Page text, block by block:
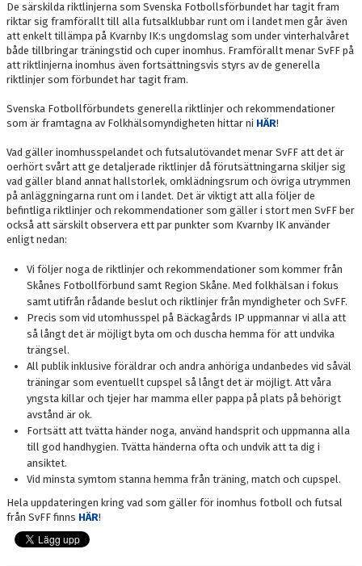
De särskilda riktlinjerna som Svenska Fotbollsförbundet har tagit fram
riktar sig framförallt till alla futsalklubbar runt om i landet men går även
att enkelt tillämpa på Kvarnby IK:s ungdomslag som under vinterhalvåret
både tillbringar träningstid och cuper inomhus. Framförallt menar SvFF på
att riktlinjerna inomhus även fortsättningsvis styrs av de generella
riktlinjer som förbundet har tagit fram.
Svenska Fotbollförbundets generella riktlinjer och rekommendationer
som är framtagna av Folkhälsomyndigheten hittar ni HÄR!
Vad gäller inomhusspelandet och futsalutövandet menar SvFF att det är
oerhört svårt att ge detaljerade riktlinjer då förutsättningarna skiljer sig
vad gäller bland annat hallstorlek, omklädningsrum och övriga utrymmen
på anläggningarna runt om i landet. Det är viktigt att alla följer de
befintliga riktlinjer och rekommendationer som gäller i stort men SvFF ber
också att särskilt observera ett par punkter som Kvarnby IK använder
enligt nedan:
Vi följer noga de riktlinjer och rekommendationer som kommer från
Skånes Fotbollförbund samt Region Skåne. Med folkhälsan i fokus
samt utifrån rådande beslut och riktlinjer från myndigheter och SvFF.
Precis som vid utomhusspel på Bäckagårds IP uppmannar vi alla att
så långt det är möjligt byta om och duscha hemma för att undvika
trängsel.
All publik inklusive föräldrar och andra anhöriga undanbedes vid såväl
träningar som eventuellt cupspel så långt det är möjligt. Att våra
yngsta killar och tjejer har mamma eller pappa på plats på behörigt
avstånd är ok.
Fortsätt att tvätta händer noga, använd handsprit och uppmanna alla
till god handhygien. Tvätta händerna ofta och undvik att ta dig i
ansiktet.
Vid minsta symtom stanna hemma från träning, match och cupspel.
Hela uppdateringen kring vad som gäller för inomhus fotboll och futsal
från SvFF finns HÄR!